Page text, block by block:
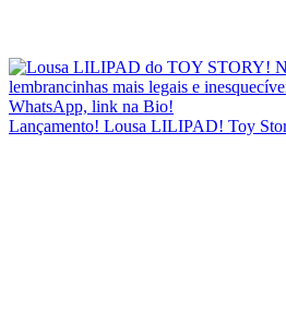
Lançamento! Lousa LILIPAD! Toy